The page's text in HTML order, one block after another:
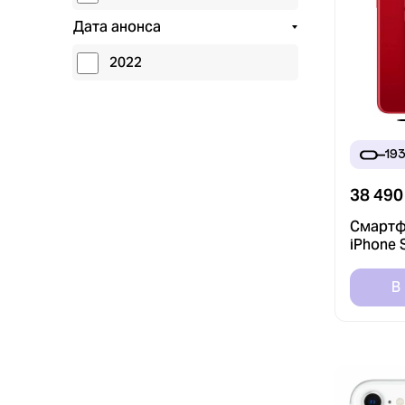
Дата анонса
2022
193
38 490
iPhone
RuStore)
В